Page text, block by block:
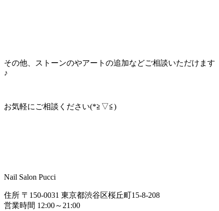
その他、ストーンのやアートの追加などご相談いただけます
♪
お気軽にご相談ください(*≧▽≦)
Nail Salon Pucci
住所 〒150-0031 東京都渋谷区桜丘町15-8-208
営業時間 12:00～21:00